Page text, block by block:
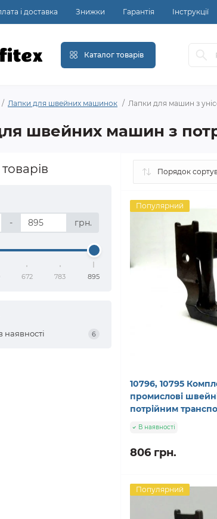
і доставка Знижки Гарантія Інструкції
Каталог товарів
Лапки для швейних машинок Лапки для машин з
швейних машин з
- грн.
672 783 895
наявності 6
Популярний
10796, 10795
промислові
потрійним
В наявності
806 грн.
Популярний